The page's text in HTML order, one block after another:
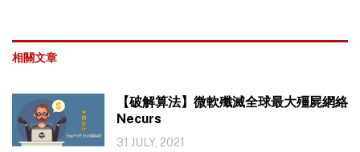
相關文章
【破解算法】微軟殲滅全球最大殭屍網絡
Necurs
31 JULY, 2021